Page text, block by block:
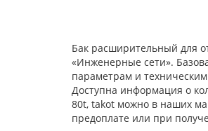
Бак расширительный для
«Инженерные сети».
параметрам и
Доступна информация о
80t, takot можно в наших
предоплате или при